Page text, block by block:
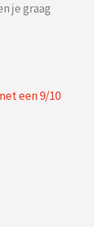
je graag
een9/10